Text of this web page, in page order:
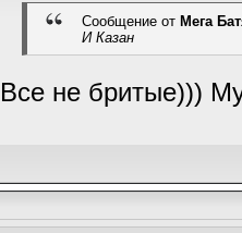
Сообщение от Мега
И Казан
Все не бритые)))